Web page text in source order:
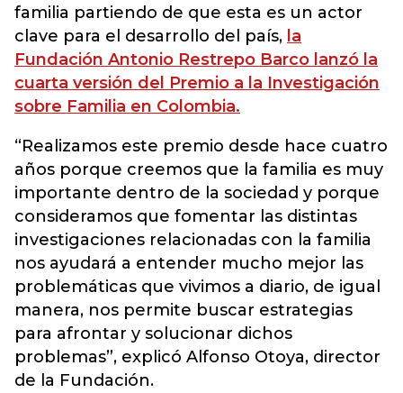
familia partiendo de que esta es un actor
clave para el desarrollo del país, la
Fundación Antonio Restrepo Barco lanzó la
cuarta versión del Premio a la Investigación
sobre Familia en Colombia.
“Realizamos este premio desde hace cuatro
años porque creemos que la familia es muy
importante dentro de la sociedad y porque
consideramos que fomentar las distintas
investigaciones relacionadas con la familia
nos ayudará a entender mucho mejor las
problemáticas que vivimos a diario, de igual
manera, nos permite buscar estrategias
para afrontar y solucionar dichos
problemas”, explicó Alfonso Otoya, director
de la Fundación.